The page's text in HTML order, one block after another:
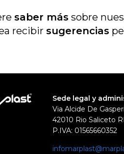
saber más sobre
recibirsugerencias
Sede legal y
Via Alcide De
42010 Rio Saliceto
P.IVA: 01565660352